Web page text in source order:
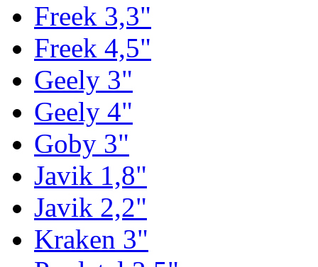
Freek 3,3"
Freek 4,5"
Geely 3"
Geely 4"
Goby 3"
Javik 1,8"
Javik 2,2"
Kraken 3"